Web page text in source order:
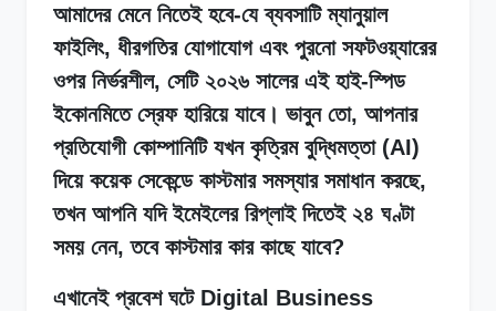
আমাদের মেনে নিতেই হবে-যে ব্যবসাটি ম্যানুয়াল
ফাইলিং, ধীরগতির যোগাযোগ এবং পুরনো সফটওয়্যারের
ওপর নির্ভরশীল, সেটি ২০২৬ সালের এই হাই-স্পিড
ইকোনমিতে স্রেফ হারিয়ে যাবে। ভাবুন তো, আপনার
প্রতিযোগী কোম্পানিটি যখন কৃত্রিম বুদ্ধিমত্তা (AI)
দিয়ে কয়েক সেকেন্ডে কাস্টমার সমস্যার সমাধান করছে,
তখন আপনি যদি ইমেইলের রিপ্লাই দিতেই ২৪ ঘণ্টা
সময় নেন, তবে কাস্টমার কার কাছে যাবে?
এখানেই প্রবেশ ঘটে Digital Business